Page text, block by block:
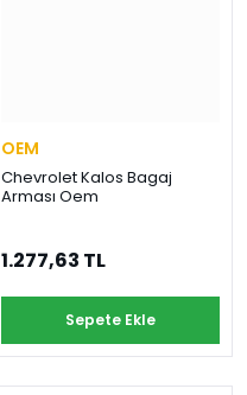
OEM
Chevrolet Kalos Bagaj
Arması Oem
1.277,63 TL
Sepete Ekle